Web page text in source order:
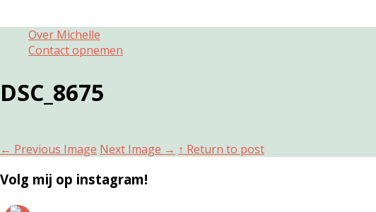
Over Michelle
Contact opnemen
DSC_8675
← Previous Image Next Image → ↑ Return to post
Volg mij op instagram!